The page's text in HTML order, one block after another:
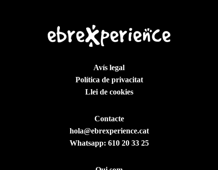
Avís legal
Política de privacitat
Llei de cookies
Contacte
hola@ebrexperience.cat
Whatsapp: 610 20 33 25